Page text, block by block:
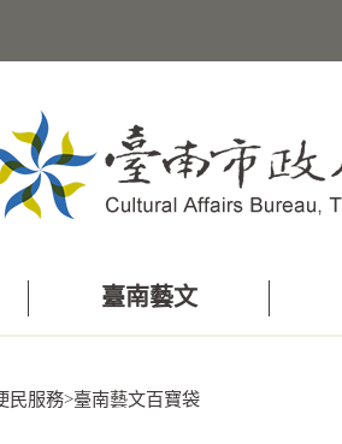
臺南藝文
民服務>臺南藝文百寶袋